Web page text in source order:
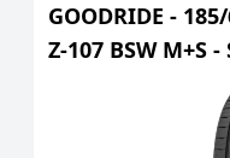
GOODRIDE -
Z-107 BSW M+S